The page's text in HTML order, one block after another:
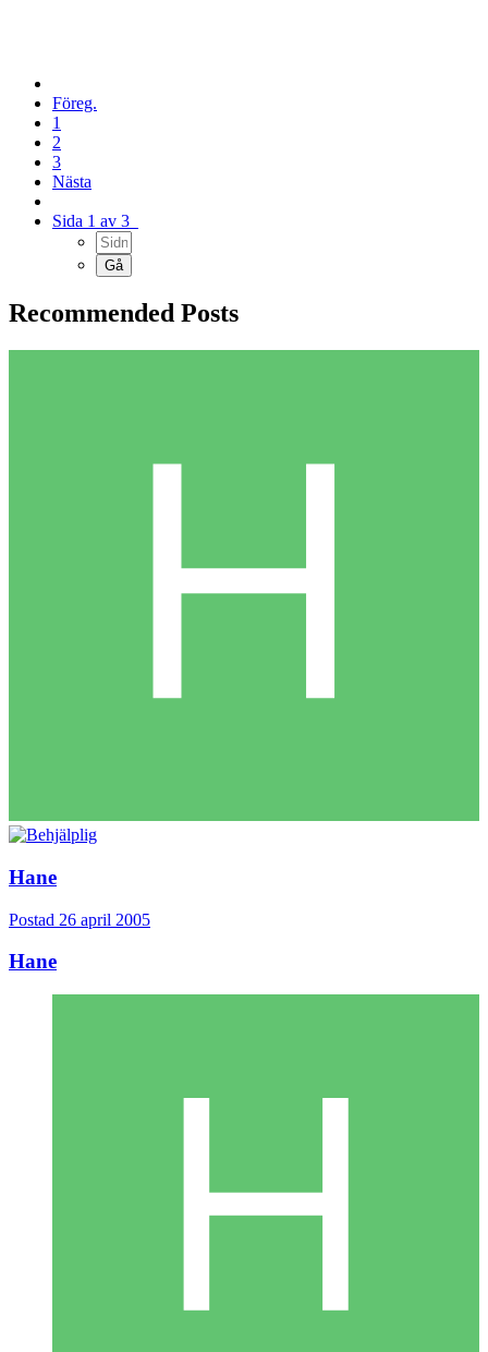
Föreg.
1
2
3
Nästa
Sida 1 av 3
Recommended Posts
Hane
Postad 26 april 2005
Hane